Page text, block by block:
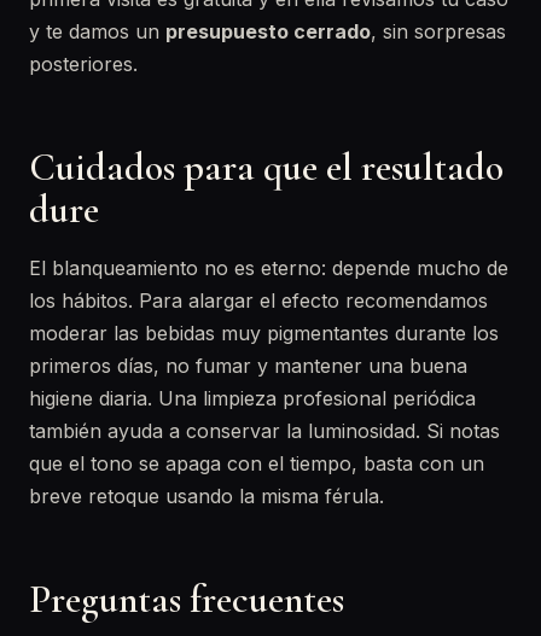
y te damos un presupuesto cerrado, sin sorpresas
posteriores.
Cuidados para que el resultado
dure
El blanqueamiento no es eterno: depende mucho de
los hábitos. Para alargar el efecto recomendamos
moderar las bebidas muy pigmentantes durante los
primeros días, no fumar y mantener una buena
higiene diaria. Una limpieza profesional periódica
también ayuda a conservar la luminosidad. Si notas
que el tono se apaga con el tiempo, basta con un
breve retoque usando la misma férula.
Preguntas frecuentes